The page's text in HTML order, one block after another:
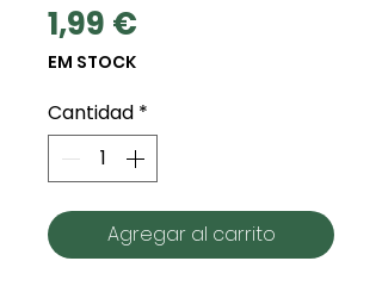
1,99 €
EM STOCK
Cantidad *
Agregar al carrito